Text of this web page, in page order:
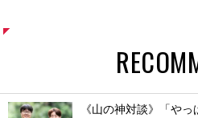
《山の神対談》「や